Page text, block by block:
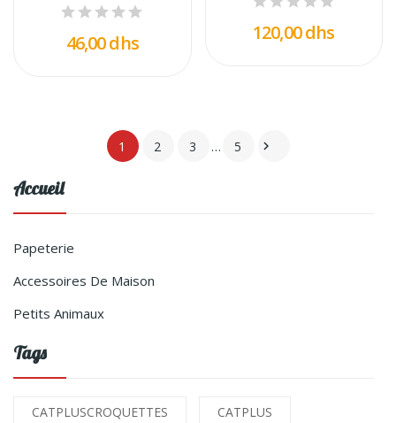
Accueil
Papeterie
Accessoires De Maison
Petits Animaux
Tags
CATPLUSCROQUETTES CATPLUS
46,00 dhs 120,00 dhs
1 2 3 … 5 